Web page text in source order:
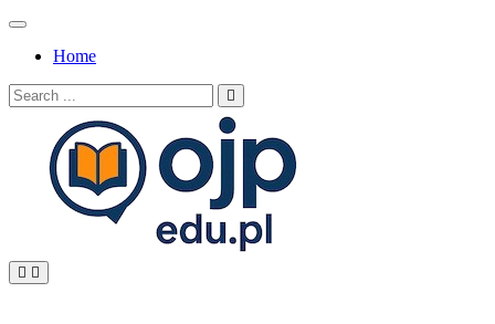
Skip
contentHome
Search
for: